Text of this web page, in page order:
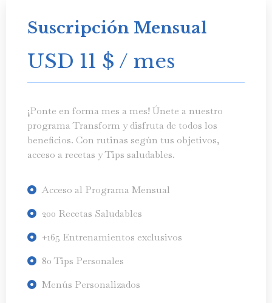
Suscripción Mensual
USD 11 $ / mes
¡Ponte en forma mes a mes! Únete a nuestro
programa Transform y disfruta de todos los
beneficios. Con rutinas según tus objetivos,
acceso a recetas y Tips saludables.
Acceso al Programa Mensual
200 Recetas Saludables
+165 Entrenamientos exclusivos
80 Tips Personales
Menús Personalizados